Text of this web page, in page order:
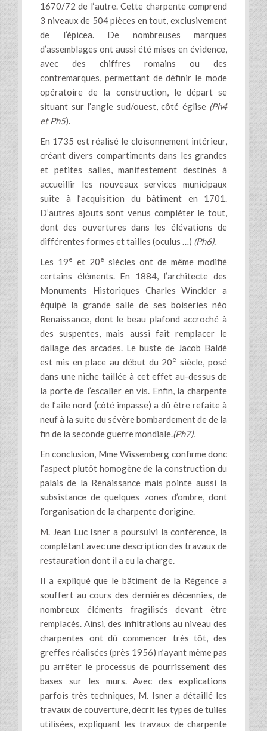
1670/72 de l‘autre. Cette charpente comprend
3 niveaux de 504 pièces en tout, exclusivement
de l’épicea. De nombreuses marques
d’assemblages ont aussi été mises en évidence,
avec des chiffres romains ou des
contremarques, permettant de définir le mode
opératoire de la construction, le départ se
situant sur l’angle sud/ouest, côté église (Ph4
et Ph5).
En 1735 est réalisé le cloisonnement intérieur,
créant divers compartiments dans les grandes
et petites salles, manifestement destinés à
accueillir les nouveaux services municipaux
suite à l’acquisition du bâtiment en 1701.
D’autres ajouts sont venus compléter le tout,
dont des ouvertures dans les élévations de
différentes formes et tailles (oculus …) (Ph6).
Les 19e et 20e
siècles ont de même modifié
certains éléments. En 1884, l’architecte des
Monuments Historiques Charles Winckler a
équipé la grande salle de ses boiseries néo
Renaissance, dont le beau plafond accroché à
des suspentes, mais aussi fait remplacer le
dallage des arcades. Le buste de Jacob Baldé
est mis en place au début du 20e siècle, posé
dans une niche taillée à cet effet au-dessus de
la porte de l’escalier en vis. Enfin, la charpente
de l’aile nord (côté impasse) a dû être refaite à
neuf à la suite du sévère bombardement de de la
fin de la seconde guerre mondiale.(Ph7).
En conclusion, Mme Wissemberg confirme donc
l’aspect plutôt homogène de la construction du
palais de la Renaissance mais pointe aussi la
subsistance de quelques zones d’ombre, dont
l’organisation de la charpente d’origine.
M. Jean Luc Isner a poursuivi la conférence, la
complétant avec une description des travaux de
restauration dont il a eu la charge.
Il a expliqué que le bâtiment de la Régence a
souffert au cours des dernières décennies, de
nombreux éléments fragilisés devant être
remplacés. Ainsi, des infiltrations au niveau des
charpentes ont dû commencer très tôt, des
greffes réalisées (près 1956) n’ayant même pas
pu arrêter le processus de pourrissement des
bases sur les murs. Avec des explications
parfois très techniques, M. Isner a détaillé les
travaux de couverture, décrit les types de tuiles
utilisées, expliquant les travaux de charpente